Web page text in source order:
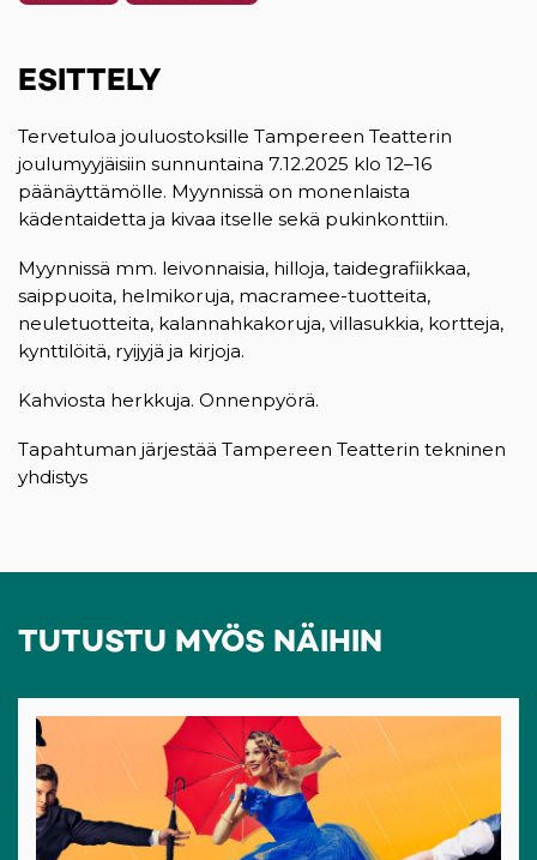
ESITTELY
Tervetuloa jouluostoksille Tampereen Teatterin
joulumyyjäisiin sunnuntaina 7.12.2025 klo 12–16
päänäyttämölle. Myynnissä on monenlaista
kädentaidetta ja kivaa itselle sekä pukinkonttiin.
Myynnissä mm. leivonnaisia, hilloja, taidegrafiikkaa,
saippuoita, helmikoruja, macramee-tuotteita,
neuletuotteita, kalannahkakoruja, villasukkia, kortteja,
kynttilöitä, ryijyjä ja kirjoja.
Kahviosta herkkuja. Onnenpyörä.
Tapahtuman järjestää Tampereen Teatterin tekninen
yhdistys
TUTUSTU MYÖS NÄIHIN